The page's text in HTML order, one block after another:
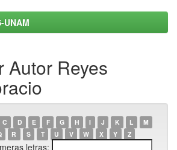
Autor Reyes
C D E F G H I J K L
M
R S T U V W X Y Z
letras: